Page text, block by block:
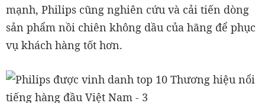
mạnh, Philips cũng nghiên cứu và cải tiến dòng
sản phẩm nồi chiên không dầu của hãng để phục
vụ khách hàng tốt hơn.